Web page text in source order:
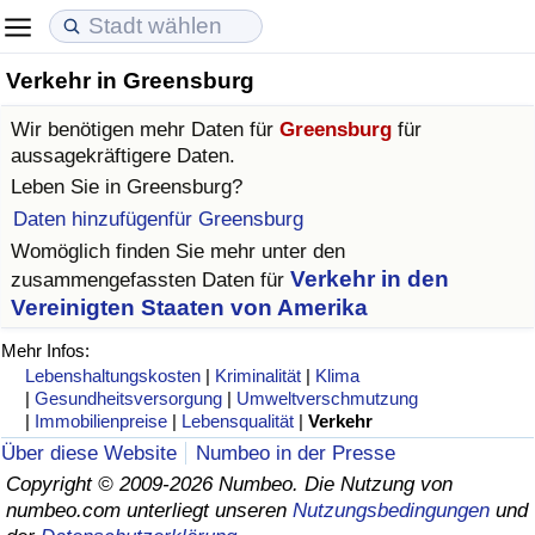
Verkehr in Greensburg
Wir benötigen mehr Daten für Greensburg für
aussagekräftigere Daten.
Leben Sie in Greensburg?
Daten hinzufügenfür Greensburg
Womöglich finden Sie mehr unter den
zusammengefassten Daten für Verkehr in den
Vereinigten Staaten von Amerika
Mehr Infos:
Lebenshaltungskosten | Kriminalität | Klima
|Gesundheitsversorgung | Umweltverschmutzung
| Immobilienpreise | Lebensqualität |Verkehr
Über diese Website
Numbeo in der Presse
Copyright © 2009-2026 Numbeo. Die Nutzung von
numbeo.com unterliegt unseren Nutzungsbedingungen und
Lebenshaltungskosten
Lebenshaltungskosten-Index (aktuell)
Lebenshaltungskosten-Index
Lebenshaltungskosten-Index nach Land
in Akaba
Immobilienpreise
Immobilienpreis-Index (aktuell)
Immobilienpreis-Index
Immobilienpreis-Index nach Land
Lebensqualität
Lebensqualität-Index
Lebensqualität-Index (aktuell)
Lebensqualitätsindex nach Land
Kriminalität
Kriminalitäts-Index (aktuell)
Kriminalitäts-Index
Kriminalitätsindex nach Land